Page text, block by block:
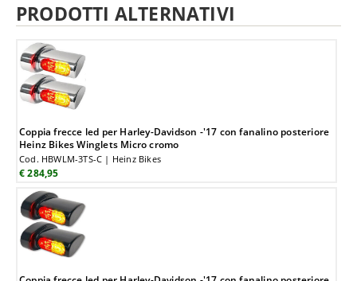
PRODOTTI ALTERNATIVI
Coppia frecce led per Harley-Davidson -'17 con fanalino posteriore
Heinz Bikes Winglets Micro cromo
Cod. HBWLM-3TS-C | Heinz Bikes
€ 284,95